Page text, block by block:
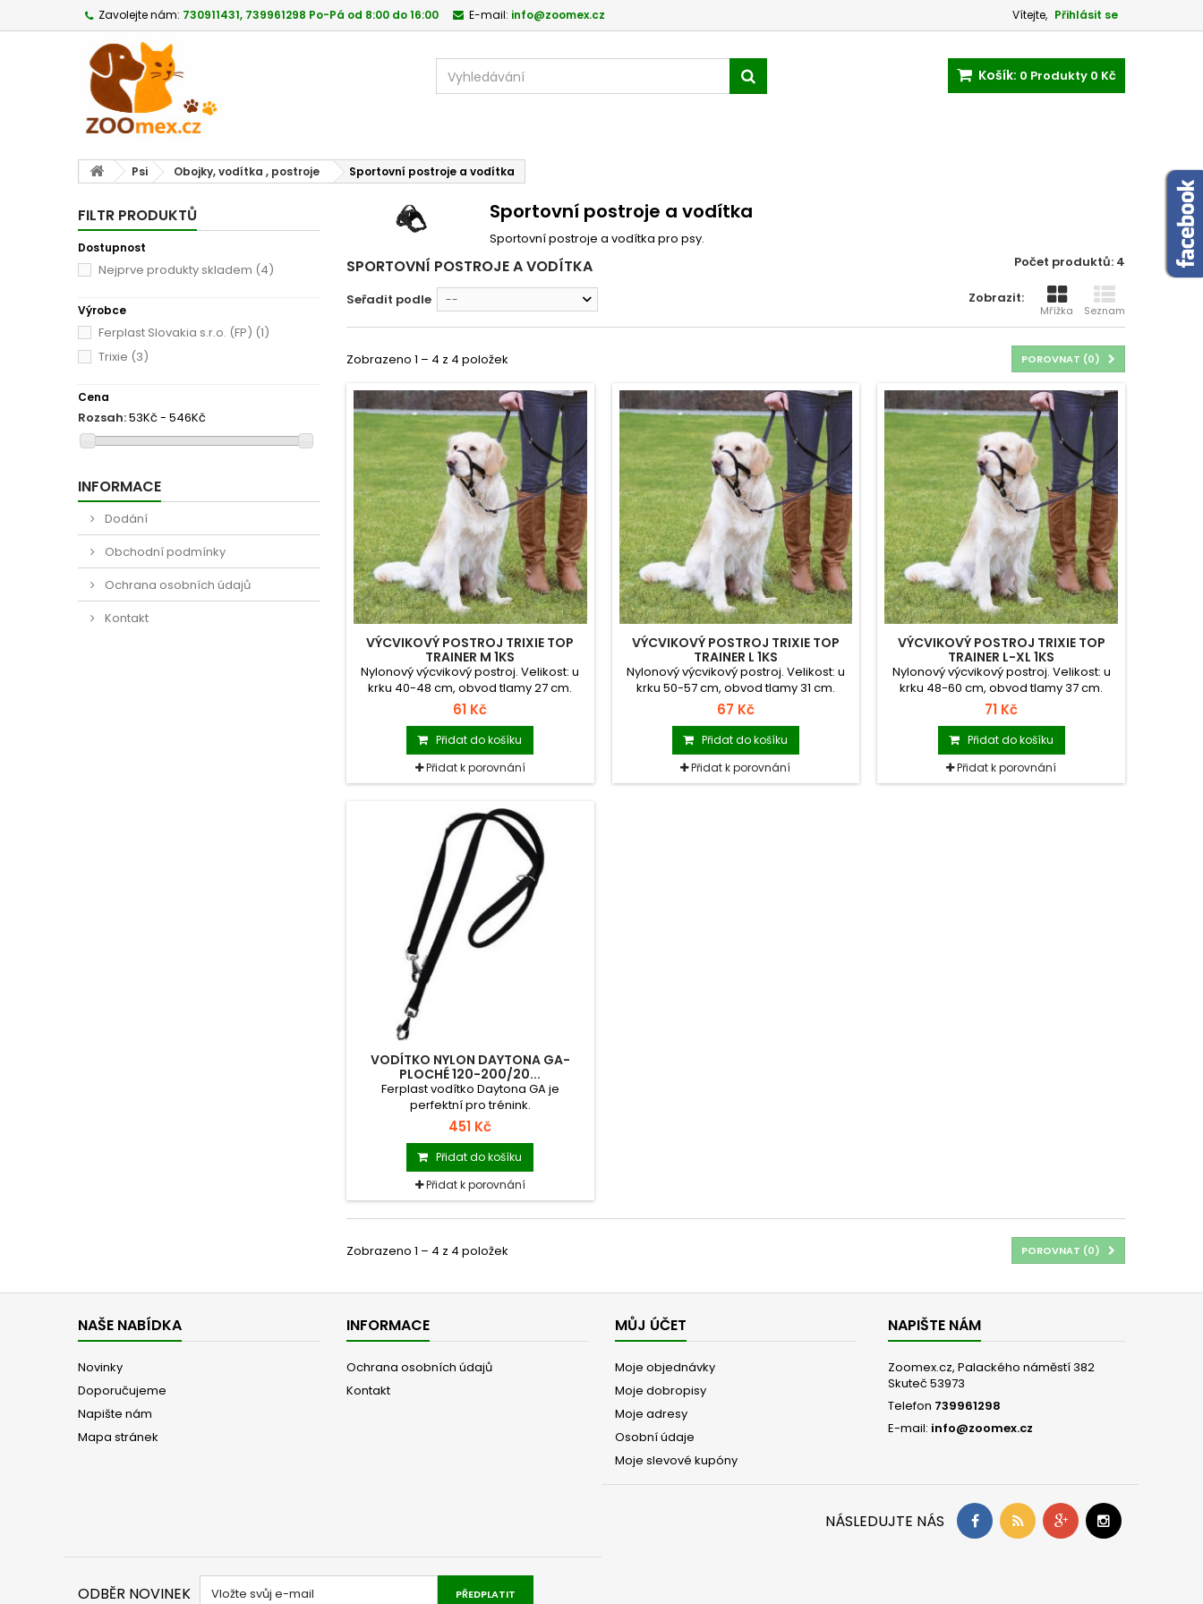
Vítejte, Přihlásit se
Zavolejte nám: 730911431, 739961298 Po-Pá od 8:00 do 16:00 E-mail: info@zoomex.cz
Košík: 0 Produkty 0 Kč
Psi Obojky, vodítka , postroje Sportovní postroje a vodítka
FILTR PRODUKTŮ
Dostupnost
Nejprve produkty skladem (4)
Výrobce
Ferplast Slovakia s.r.o. (FP) (1)
Trixie (3)
Cena
Rozsah:53Kč - 546Kč
INFORMACE
Dodání
Obchodní podmínky
Ochrana osobních údajů
Kontakt
Sportovní postroje a vodítka
Sportovní postroje a vodítka pro psy.
SPORTOVNÍ POSTROJE A VODÍTKA Počet produktů: 4
Zobrazit:
Mřížka Seznam
Seřadit podle --
POROVNAT (0)
Zobrazeno 1 – 4 z 4 položek
VÝCVIKOVÝ POSTROJ TRIXIE TOP
TRAINER M 1KS
Nylonový výcvikový postroj. Velikost: u
krku 40-48 cm, obvod tlamy 27 cm.
61 Kč
Přidat do košíku
Přidat k porovnání
VÝCVIKOVÝ POSTROJ TRIXIE TOP
TRAINER L 1KS
Nylonový výcvikový postroj. Velikost: u
krku 50-57 cm, obvod tlamy 31 cm.
67 Kč
Přidat do košíku
Přidat k porovnání
VÝCVIKOVÝ POSTROJ TRIXIE TOP
TRAINER L-XL 1KS
Nylonový výcvikový postroj. Velikost: u
krku 48-60 cm, obvod tlamy 37 cm.
71 Kč
Přidat do košíku
Přidat k porovnání
VODÍTKO NYLON DAYTONA GA-
PLOCHÉ 120-200/20...
Ferplast vodítko Daytona GA je
perfektní pro trénink.
451 Kč
Přidat do košíku
Přidat k porovnání
POROVNAT (0)
Zobrazeno 1 – 4 z 4 položek
NAŠE NABÍDKA
Novinky
Doporučujeme
Napište nám
Mapa stránek
INFORMACE
Ochrana osobních údajů
Kontakt
MŮJ ÚČET
Moje objednávky
Moje dobropisy
Moje adresy
Osobní údaje
Moje slevové kupóny
NAPIŠTE NÁM
Zoomex.cz, Palackého náměstí 382
Skuteč 53973
Telefon 739961298
E-mail: info@zoomex.cz
NÁSLEDUJTE NÁS
ODBĚR NOVINEK PŘEDPLATIT